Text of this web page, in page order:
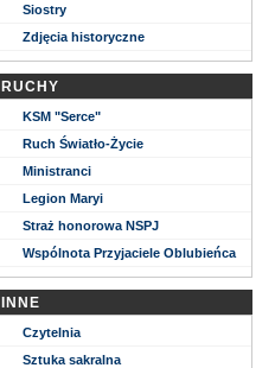
Siostry
Zdjęcia historyczne
RUCHY
KSM "Serce"
Ruch Światło-Życie
Ministranci
Legion Maryi
Straż honorowa NSPJ
Wspólnota Przyjaciele Oblubieńca
INNE
Czytelnia
Sztuka sakralna